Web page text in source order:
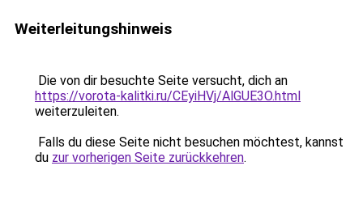
Weiterleitungshinweis
Die von dir besuchte Seite versucht, dich an
https://vorota-kalitki.ru/CEyiHVj/AlGUE3O.html
weiterzuleiten.
Falls du diese Seite nicht besuchen möchtest, kannst
du zur vorherigen Seite zurückkehren.